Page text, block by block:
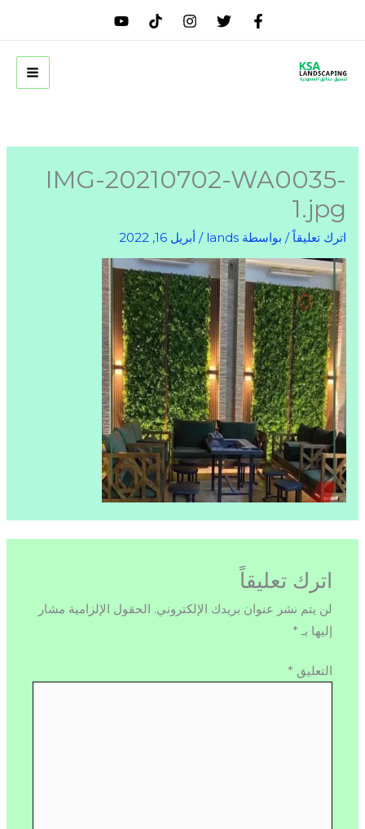
IMG-20210702-WA0035-
1.jpg
اترك تعليقاً / بواسطة lands
/أبريل 16, 2022
اترك تعليقاً
لن يتم نشر عنوان بريدك الإلكتروني. الحقول الإلزامية مشار
إليها بـ *
التعليق *